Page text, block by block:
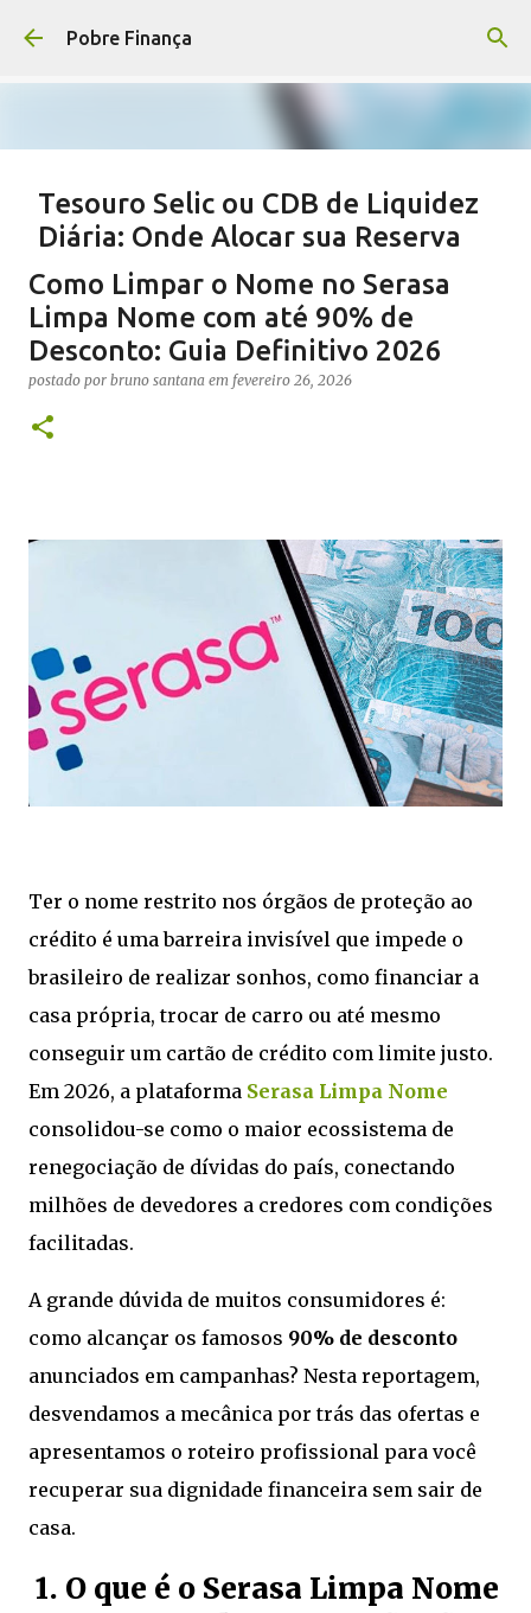
Pular para o conteúdo principal
Pobre Finança
Tesouro Selic ou CDB de Liquidez
Diária: Onde Alocar sua Reserva
de Emergência em 2026?
postado porbruno santana fevereiro 28, 2026 BANCO
INVESTIMENTO
0
Como Limpar o Nome no Serasa
Limpa Nome com até 90% de
Desconto: Guia Definitivo 2026
postado por bruno santana em fevereiro 26, 2026
Ter o nome restrito nos órgãos de proteção ao
crédito é uma barreira invisível que impede o
brasileiro de realizar sonhos, como financiar a
casa própria, trocar de carro ou até mesmo
conseguir um cartão de crédito com limite justo.
Em 2026, a plataforma Serasa Limpa Nome
consolidou-se como o maior ecossistema de
renegociação de dívidas do país, conectando
milhões de devedores a credores com condições
facilitadas.
A grande dúvida de muitos consumidores é:
como alcançar os famosos 90% de desconto
anunciados em campanhas? Nesta reportagem,
desvendamos a mecânica por trás das ofertas e
apresentamos o roteiro profissional para você
recuperar sua dignidade financeira sem sair de
casa.
1. O que é o Serasa Limpa Nome